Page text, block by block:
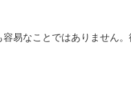
易なことではありません